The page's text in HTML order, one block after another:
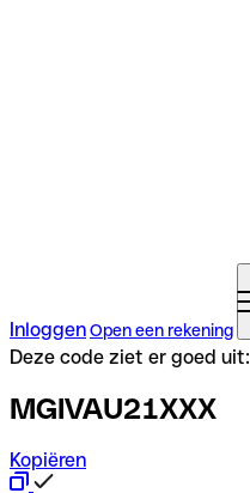
InloggenOpen een rekening
Deze code ziet er goed uit:
MGIVAU21XXX
Kopiëren